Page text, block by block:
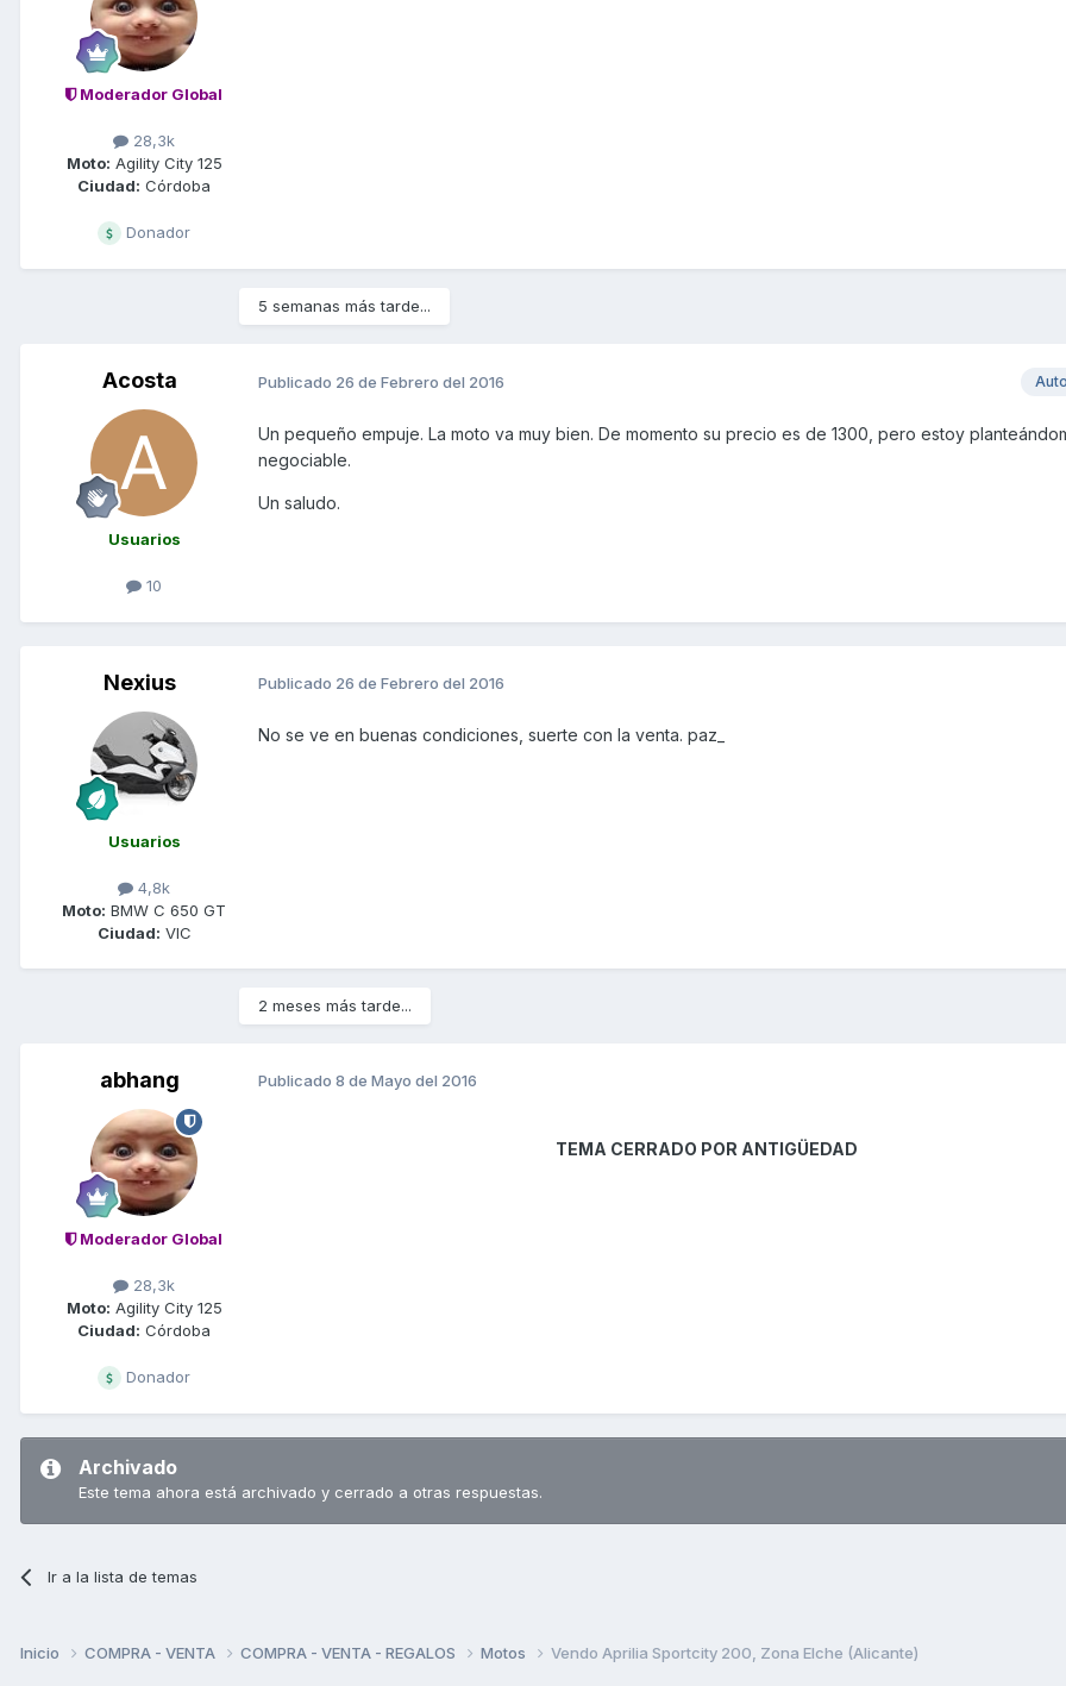
Moderador Global
28,3k
Moto: Agility City 125
Ciudad: Córdoba
Donador
5 semanas más tarde...
Acosta
Usuarios
10
Publicado 26 de Febrero del 2016
Un pequeño empuje. La moto va muy bien. De momento su precio es de 1300, pero estoy
negociable.
Un saludo.
Nexius
Usuarios
4,8k
Moto: BMW C 650 GT
Ciudad: VIC
Publicado 26 de Febrero del 2016
No se ve en buenas condiciones, suerte con la venta. paz_
2 meses más tarde...
abhang
Moderador Global
28,3k
Moto: Agility City 125
Ciudad: Córdoba
Donador
Publicado 8 de Mayo del 2016
TEMA CERRADO POR ANTIGÜEDAD
Archivado
Este tema ahora está archivado y cerrado a otras respuestas.
Ir a la lista de temas
Inicio COMPRA - VENTA COMPRA - VENTA - REGALOS Motos Vendo Aprilia Sportcity 200, Zona Elche (Alicante)